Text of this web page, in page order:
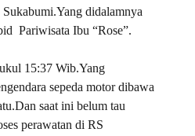
didalamnya
Pariwisata Ibu “Rose”.
15:37 Wib.Yang
sepeda motor dibawa
saat ini belum tau
perawatan di RS